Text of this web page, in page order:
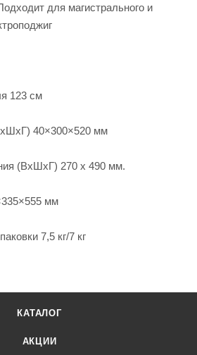
для магистрального и
123 см
40×300×520 мм
(ВхШхГ) 270 х 490 мм.
мм
7,5 кг/7 кг
КАТАЛОГ
АКЦИИ